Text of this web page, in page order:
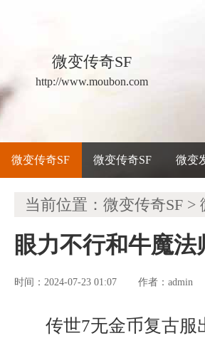
微变传奇SF
http://www.moubon.com
微变传奇SF 微变传奇SF 微变
当前位置： 微变传奇SF >
眼力不行和牛魔
时间：2024-07-23 01:07 作者： admin
传世7无金币复古服